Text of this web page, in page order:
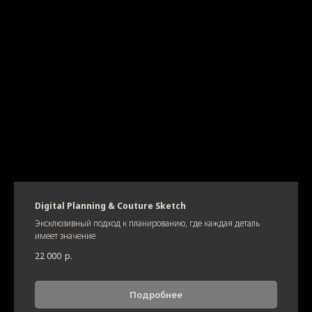
Digital Planning & Couture Sketch
Эксклюзивный подход к планированию, где каждая деталь
имеет значение
22 000 р.
Подробнее